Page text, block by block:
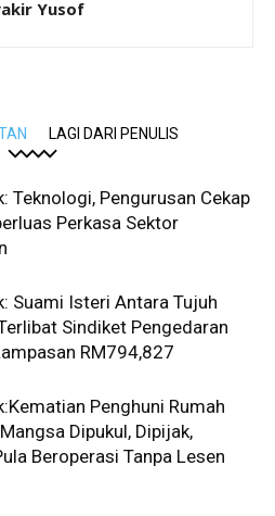
Yusof
LAGI DARI PENULIS
Teknologi, Pengurusan Cekap
Perkasa Sektor
Suami Isteri Antara Tujuh
Sindiket Pengedaran
RM794,827
Penghuni Rumah
Dipukul, Dipijak,
Beroperasi Tanpa Lesen